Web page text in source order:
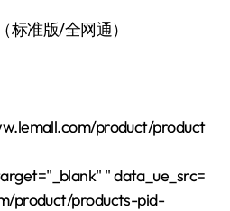
标准版/全网通）
product/product
" data_ue_src=
product/products-pid-